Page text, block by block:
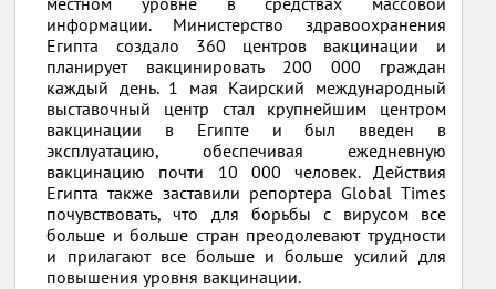
информации. Министерство здравоохранения
Египта создало 360 центров вакцинации и
планирует вакцинировать 200 000 граждан
каждый день. 1 мая Каирский международный
выставочный центр стал крупнейшим центром
вакцинации в Египте и был введен в
эксплуатацию, обеспечивая ежедневную
вакцинацию почти 10 000 человек. Действия
Египта также заставили репортера Global Times
почувствовать, что для борьбы с вирусом все
больше и больше стран преодолевают трудности
и прилагают все больше и больше усилий для
повышения уровня вакцинации.